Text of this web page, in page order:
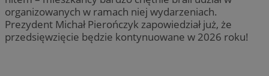
organizowanych w ramach niej wydarzeniach.
Prezydent Michał Pierończyk zapowiedział już, że
przedsięwzięcie będzie kontynuowane w 2026 roku!